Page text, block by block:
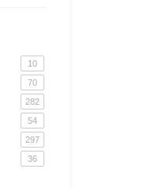
10
70
282
54
297
36